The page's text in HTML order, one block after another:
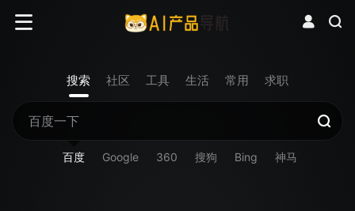
搜索 社区 工具 生活 常用 求职
百度 Google 360 搜狗 Bing 神马